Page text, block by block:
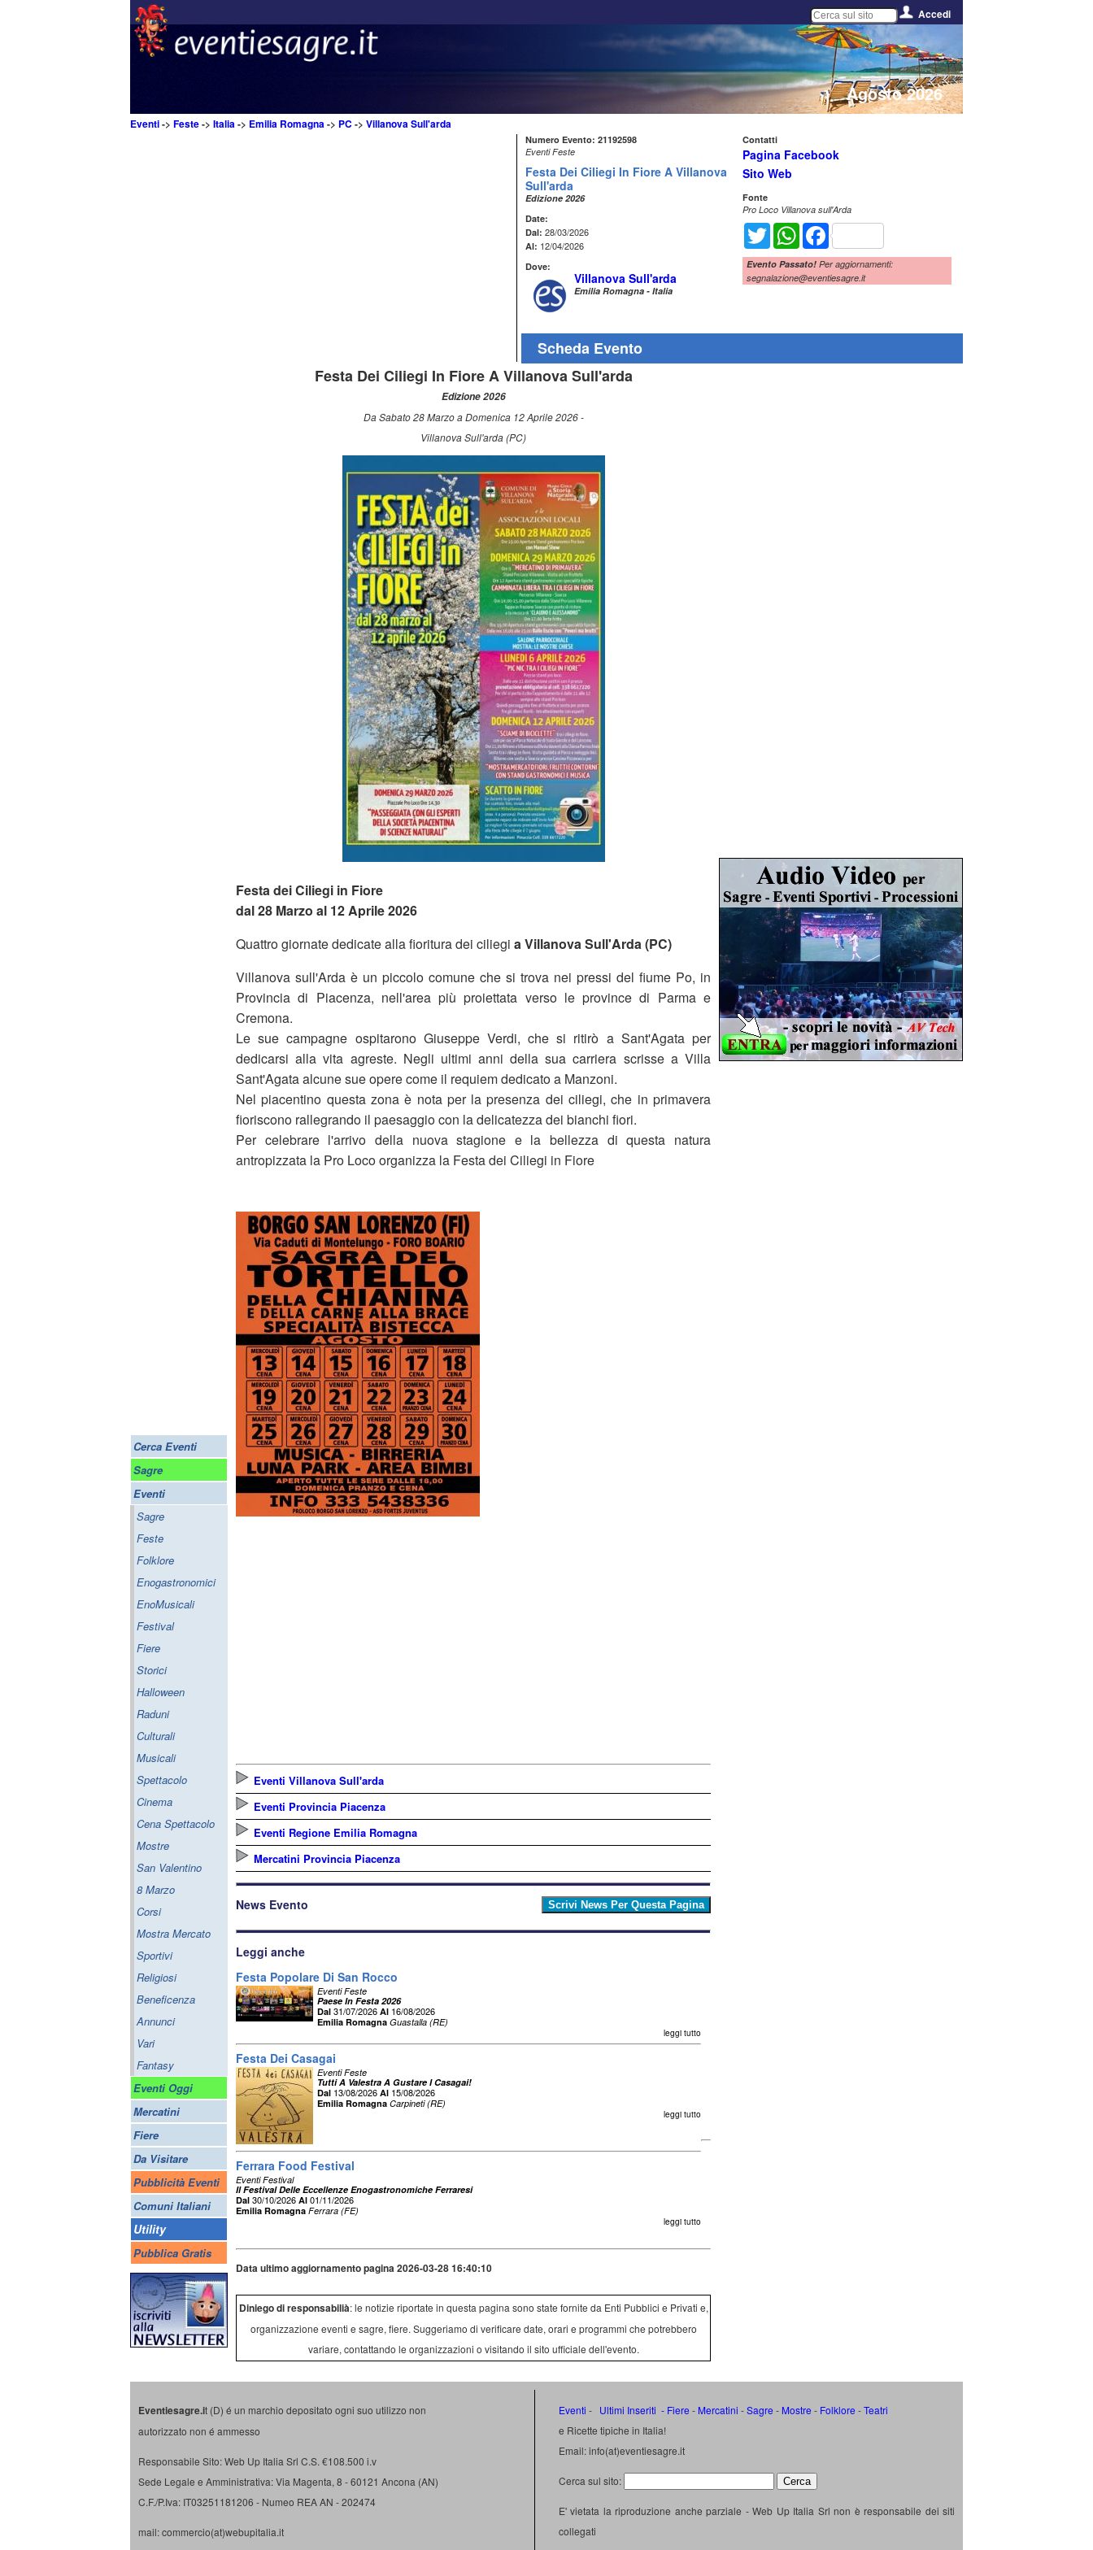
Accedi
Agosto 2026
Eventi-> Feste-> Italia-> Emilia Romagna-> PC -> Villanova Sull'arda
Cerca Eventi
Sagre
Eventi
Sagre
Feste
Folklore
Enogastronomici
EnoMusicali
Festival
Fiere
Storici
Halloween
Raduni
Culturali
Musicali
Spettacolo
Cinema
Cena Spettacolo
Mostre
San Valentino
8 Marzo
Corsi
Mostra Mercato
Sportivi
Religiosi
Beneficenza
Annunci
Vari
Fantasy
Eventi Oggi
Mercatini
Fiere
Da Visitare
Pubblicità Eventi
Comuni Italiani
Utility
Pubblica Gratis
Numero Evento: 21192598
Eventi Feste
Festa Dei Ciliegi In Fiore A Villanova
Sull'arda
Edizione 2026
Date:
Dal: 28/03/2026
Al: 12/04/2026
Dove:
Villanova Sull'arda
Emilia Romagna - Italia
Contatti
Pagina Facebook
Sito Web
Fonte
Pro Loco Villanova sull'Arda
Twitter WhatsAppFacebook
Evento Passato! Per aggiornamenti:
segnalazione@eventiesagre.it
Scheda Evento
Festa Dei Ciliegi In Fiore A Villanova Sull'arda
Edizione 2026
Da Sabato 28 Marzo a Domenica 12 Aprile 2026 -
Villanova Sull'arda (PC)
Festa dei Ciliegi in Fiore
dal 28 Marzo al 12 Aprile 2026
Quattro giornate dedicate alla fioritura dei ciliegi a Villanova Sull'Arda (PC)
Villanova sull'Arda è un piccolo comune che si trova nei pressi del fiume Po, in
Provincia di Piacenza, nell'area più proiettata verso le province di Parma e
Cremona.
Le sue campagne ospitarono Giuseppe Verdi, che si ritirò a Sant'Agata per
dedicarsi alla vita agreste. Negli ultimi anni della sua carriera scrisse a Villa
Sant'Agata alcune sue opere come il requiem dedicato a Manzoni.
Nel piacentino questa zona è nota per la presenza dei ciliegi, che in primavera
fioriscono rallegrando il paesaggio con la delicatezza dei bianchi fiori.
Per celebrare l'arrivo della nuova stagione e la bellezza di questa natura
antropizzata la Pro Loco organizza la Festa dei Ciliegi in Fiore
Eventi Villanova Sull'arda
Eventi Provincia Piacenza
Eventi Regione Emilia Romagna
Mercatini Provincia Piacenza
News Evento
Leggi anche
Festa Popolare Di San Rocco
Eventi Feste
Paese In Festa 2026
Dal 31/07/2026 Al 16/08/2026
Emilia Romagna Guastalla (RE)
leggi tutto
Festa Dei Casagai
Eventi Feste
Tutti A Valestra A Gustare I Casagai!
Dal 13/08/2026 Al 15/08/2026
Emilia Romagna Carpineti (RE)
leggi tutto
Ferrara Food Festival
Eventi Festival
Il Festival Delle Eccellenze Enogastronomiche Ferraresi
Dal 30/10/2026 Al 01/11/2026
Emilia Romagna Ferrara (FE)
leggi tutto
Data ultimo aggiornamento pagina 2026-03-28 16:40:10
Diniego di responsabilià: le notizie riportate in questa pagina sono state fornite da Enti Pubblici e Privati e,
organizzazione eventi e sagre, fiere. Suggeriamo di verificare date, orari e programmi che potrebbero
variare, contattando le organizzazioni o visitando il sito ufficiale dell'evento.
Eventiesagre.it (D) é un marchio depositato ogni suo utilizzo non
autorizzato non é ammesso
Responsabile Sito: Web Up Italia Srl C.S. €108.500 i.v
Sede Legale e Amministrativa: Via Magenta, 8 - 60121 Ancona (AN)
C.F./P.Iva: IT03251181206 - Numeo REA AN - 202474
mail: commercio(at)webupitalia.it
Eventi - Ultimi Inseriti - Fiere - Mercatini -Sagre - Mostre - Folklore -Teatri
e Ricette tipiche in Italia!
Email: info(at)eventiesagre.it
Cerca sul sito:
E' vietata la riproduzione anche parziale - Web Up Italia Srl non è responsabile dei siti
collegati